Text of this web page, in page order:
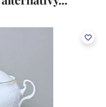
zařízení. Závod je
je schopen dekorovat své
známku LC a Thun Hotel &